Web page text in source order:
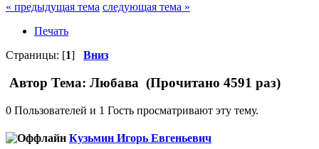
« предыдущая тема следующая тема »
Печать
Страницы: [1] Вниз
Автор Тема: Любава (Прочитано 4591 раз)
0 Пользователей и 1 Гость просматривают эту тему.
Кузьмин Игорь Евгеньевич